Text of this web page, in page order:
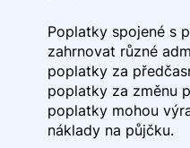
Poplatky spojené s
zahrnovat různé
poplatky za
poplatky za změnu
poplatky mohou
náklady na půjčku.